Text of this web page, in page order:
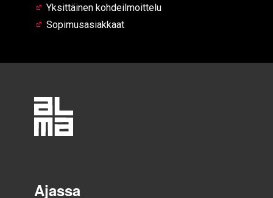
Yksittäinen kohdeilmoittelu
Sopimusasiakkaat